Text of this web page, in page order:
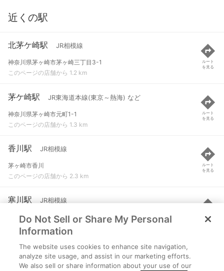
近くの駅
北茅ケ崎駅 JR相模線
神奈川県茅ヶ崎市茅ヶ崎三丁目3-1
このページの店舗から 1.2 km
ルート
を見る
茅ケ崎駅 JR東海道本線(東京～熱海) など
神奈川県茅ヶ崎市元町1-1
このページの店舗から 1.3 km
ルート
を見る
香川駅 JR相模線
茅ヶ崎市香川
このページの店舗から 2.3 km
ルート
を見る
寒川駅 JR相模線
高座郡寒川町岡田
このページの店舗から 3.5 km
ルート
を見る
平塚駅 JR東海道本線(東京～熱海)
平塚市宝町
Do Not Sell or Share My Personal
Information
The website uses cookies to enhance site navigation,
analyze site usage, and assist in our marketing efforts.
We also sell or share information about your use of our